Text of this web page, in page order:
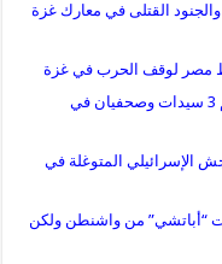
القتلى في معارك غزة
الجيش الإسرائيلي يعتقل 55 فلسطينيا بينهم 3 سيدات وصحفيان في
الإسرائيلي المتوغلة في
“أباتشي” من واشنطن ولكن